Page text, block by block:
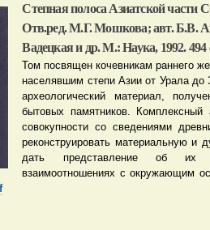
Степная полоса Азиатской части
Отв.ред. М.Г. Мошкова; авт. Б.В.
Вадецкая и др. М.: Наука, 1992. 494
Том посвящен кочевникам раннего
населявшим степи Азии от Урала
археологический материал,
бытовых памятников. Комплексный
совокупности со сведениями
реконструировать материальную и
дать представление об их
взаимоотношениях с окружающим